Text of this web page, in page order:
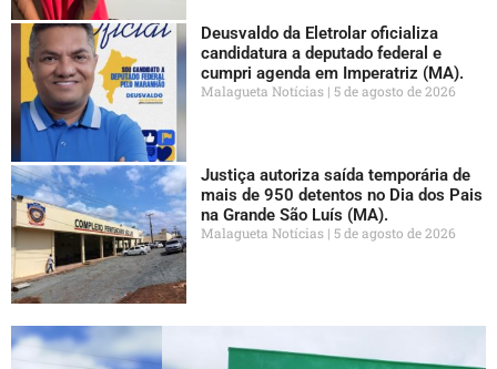
Deusvaldo da Eletrolar oficializa
candidatura a deputado federal e
cumpri agenda em Imperatriz (MA).
Malagueta Notícias 5 de agosto de 2026
Justiça autoriza saída temporária de
mais de 950 detentos no Dia dos Pais
na Grande São Luís (MA).
Malagueta Notícias 5 de agosto de 2026